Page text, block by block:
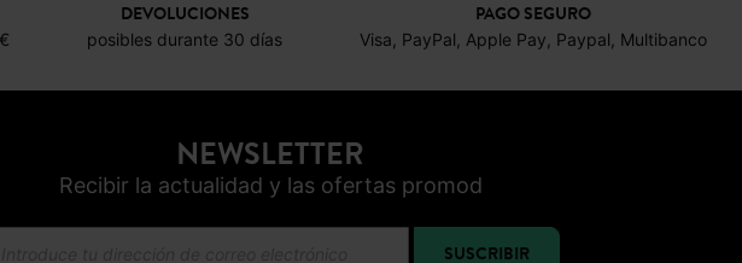
DEVOLUCIONES
posibles durante 30 días
PAGO SEGURO
Visa, PayPal, Apple Pay, Paypal, Multibanco
NEWSLETTER
Recibir la actualidad y las ofertas promod
SUSCRIBIR